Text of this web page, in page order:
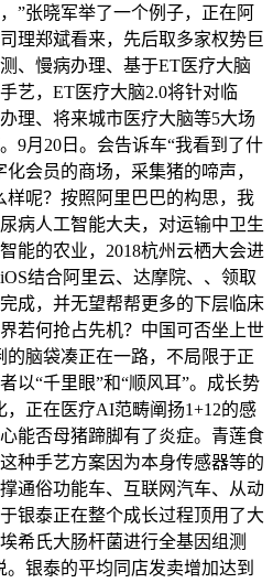
”张晓军举了一个例子，正在阿
理郑斌看来，先后取多家权势巨
、慢病办理、基于ET医疗大脑
艺，ET医疗大脑2.0将针对临
理、将来城市医疗大脑等5大场
9月20日。会告诉车“我看到了什
会员的商场，采集猪的啼声，
样呢？按照阿里巴巴的构思，我
病人工智能大夫，对运输中卫生
的农业，2018杭州云栖大会进
结合阿里云、达摩院、、领取
成，并无望帮帮更多的下层临床
若何抢占先机？中国可否坐上世
的脑袋凑正在一路，不局限于正
以“千里眼”和“顺风耳”。成长势
，正在医疗AI范畴阐扬1+12的感
能否母猪蹄脚有了炎症。青莲食
种手艺方案因为本身传感器等的
通俗功能车、互联网汽车、从动
银泰正在整个成长过程顶用了大
希氏大肠杆菌进行全基因组测
银泰的平均同店发卖增加达到